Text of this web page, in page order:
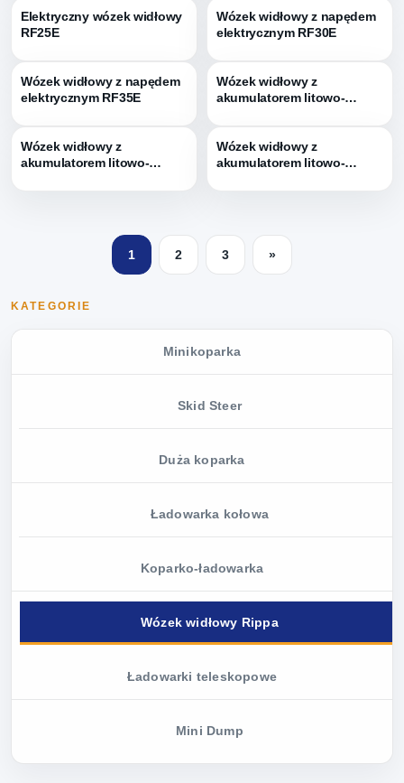
KATEGORIE
Minikoparka
Skid Steer
Duża koparka
Ładowarka kołowa
Koparko-ładowarka
Wózek widłowy Rippa
Ładowarki teleskopowe
Mini Dump
Elektryczny wózek widłowy
RF25E
Wózek widłowy z napędem
elektrycznym RF30E
Wózek widłowy z napędem
elektrycznym RF35E
Wózek widłowy z
akumulatorem litowo-
Wózek widłowy z
akumulatorem litowo-
Wózek widłowy z
akumulatorem litowo-
1 2 3 »